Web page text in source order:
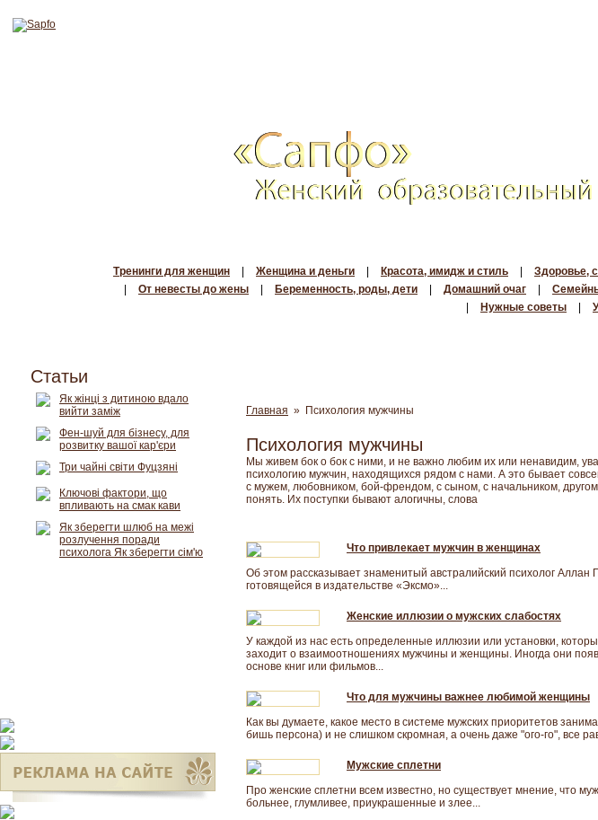
Тренинги для женщин Женщина и деньги Красота, имидж и стиль Здоровье,
От невесты до жены Беременность, роды, дети Домашний очаг
Нужные советы
Главная » Психология мужчины
Психология мужчины
Мы живем бок о бок с ними, и не важно любим их или ненавидим,
психологию мужчин, находящихся рядом с нами. А это бывает
с мужем, любовником, бой-френдом, с сыном, с начальником,
понять. Их поступки бывают алогичны, слова
Что привлекает мужчин в женщинах
Об этом рассказывает знаменитый австралийский психолог
готовящейся в издательстве «Эксмо»...
Женские иллюзии о мужских слабостях
У каждой из нас есть определенные иллюзии или установки,
заходит о взаимоотношениях мужчины и женщины. Иногда они
основе книг или фильмов...
Что для мужчины важнее любимой женщины
Как вы думаете, какое место в системе мужских приоритетов
бишь персона) и не слишком скромная, а очень даже "ого-го", все
Мужские сплетни
Про женские сплетни всем известно, но существует мнение, что
больнее, глумливее, приукрашенные и злее...
Статьи
Як жінці з дитиною вдало
вийти заміж
Фен-шуй для бізнесу, для
розвитку вашої кар'єри
Три чайні світи Фуцзяні
Ключові фактори, що
впливають на смак кави
Як зберегти шлюб на межі
розлучення поради
психолога Як зберегти сім'ю